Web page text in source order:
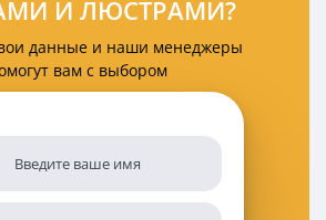
И ЛЮСТРАМИ?
данные и наши менеджеры
вам с выбором